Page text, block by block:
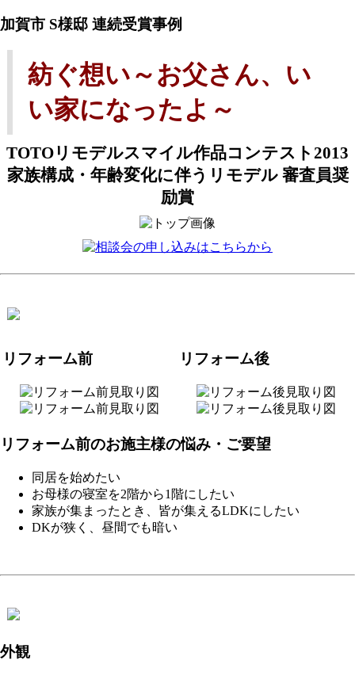
加賀市 S様邸 連続受賞事例
紡ぐ想い～お父さん、い
い家になったよ～
TOTOリモデルスマイル作品コンテスト2013
家族構成・年齢変化に伴うリモデル 審査員奨
励賞
リフォーム前 リフォーム後
リフォーム前のお施主様の悩み・ご要望
同居を始めたい
お母様の寝室を2階から1階にしたい
家族が集まったとき、皆が集えるLDKにしたい
DKが狭く、昼間でも暗い
外観